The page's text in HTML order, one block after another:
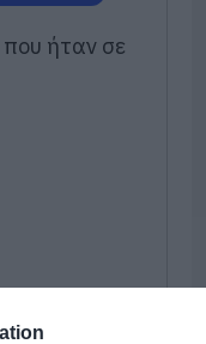
ήταν σε